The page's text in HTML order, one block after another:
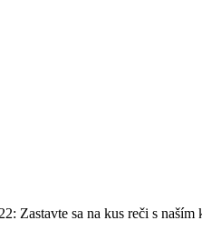
sa na kus reči s naším